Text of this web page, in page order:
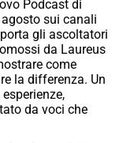
Podcast di
sui canali
gli ascoltatori
da Laureus
come
la differenza. Un
da voci che